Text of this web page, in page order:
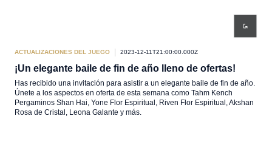
ACTUALIZACIONES DEL JUEGO 2023-12-11T21:00:00.000Z
¡Un elegante baile de fin de año lleno de ofertas!
Has recibido una invitación para asistir a un elegante baile de fin de año.
Únete a los aspectos en oferta de esta semana como Tahm Kench
Pergaminos Shan Hai, Yone Flor Espiritual, Riven Flor Espiritual, Akshan
Rosa de Cristal, Leona Galante y más.